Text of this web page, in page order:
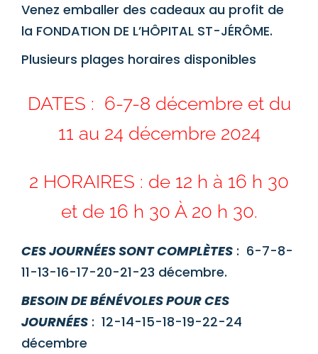
Venez emballer des cadeaux au profit de
la FONDATION DE L’HÔPITAL ST-JÉRÔME.
Plusieurs plages horaires disponibles
DATES : 6-7-8 décembre et du
11 au 24 décembre 2024
2 HORAIRES : de 12 h à 16 h 30
et de 16 h 30 À 20 h 30.
CES JOURNÉES SONT COMPLÈTES : 6-7-8-
11-13-16-17-20-21-23 décembre.
BESOIN DE BÉNÉVOLES POUR CES
JOURNÉES : 12-14-15-18-19-22-24
décembre